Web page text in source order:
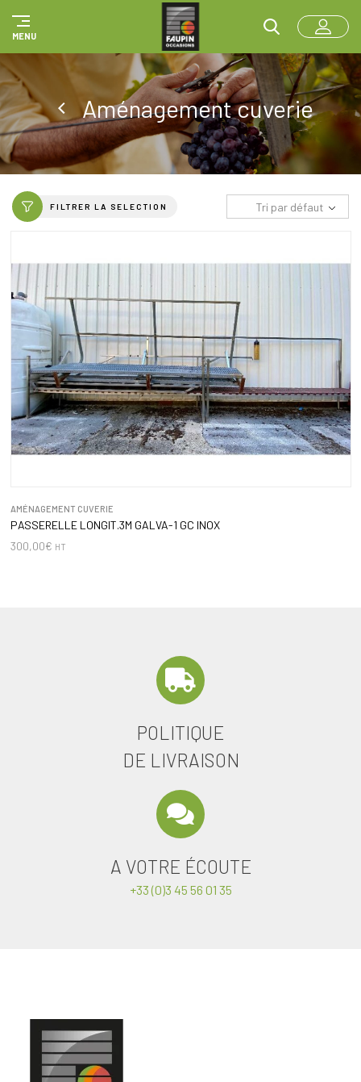
MENU
Aménagement cuverie
FILTRER LA SELECTION Tri par défaut
AMÉNAGEMENT CUVERIE
PASSERELLE LONGIT.3M GALVA-1 GC INOX
300,00€ HT
POLITIQUE
DE LIVRAISON
A VOTRE ÉCOUTE
+33 (0)3 45 56 01 35
Panneau de gestion des cookies